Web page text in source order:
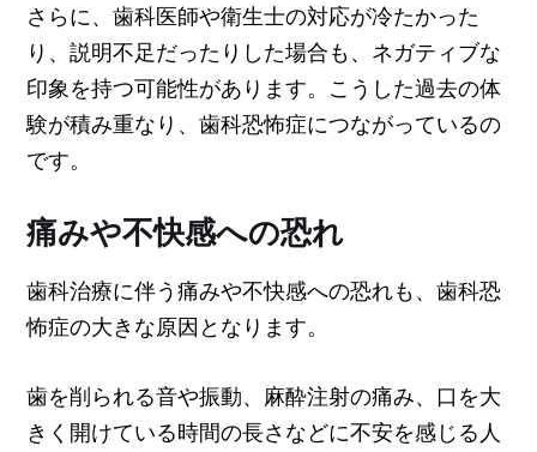
さらに、歯科医師や衛生士の対応が冷たかった
り、説明不足だったりした場合も、ネガティブな
印象を持つ可能性があります。こうした過去の体
験が積み重なり、歯科恐怖症につながっているの
です。
痛みや不快感への恐れ
歯科治療に伴う痛みや不快感への恐れも、歯科恐
怖症の大きな原因となります。
歯を削られる音や振動、麻酔注射の痛み、口を大
きく開けている時間の長さなどに不安を感じる人